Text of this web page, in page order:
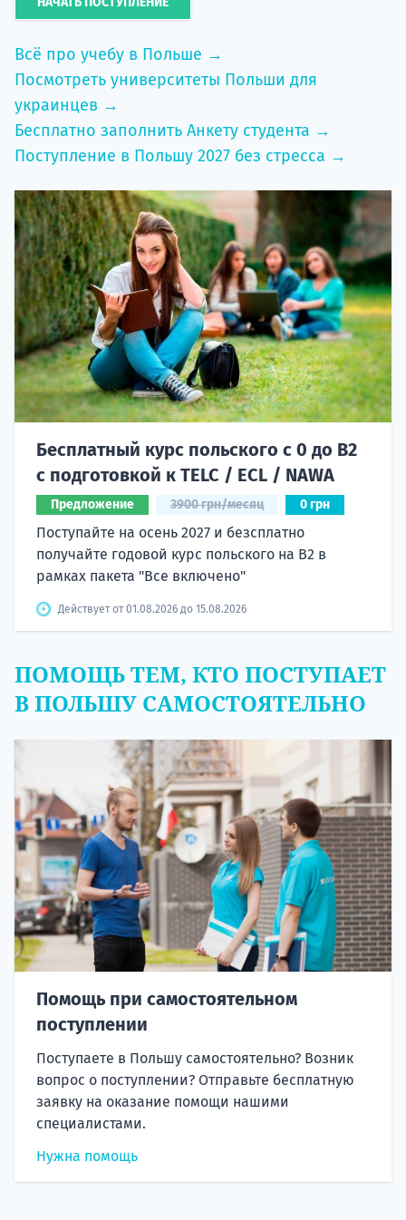
Всё про учебу в Польше →
Посмотреть университеты Польши для
украинцев →
Бесплатно заполнить Анкету студента →
Поступление в Польшу 2027 без стресса →
Бесплатный курс польского с 0 до B2
с подготовкой к TELC / ECL / NAWA
Предложение 3900 грн/месяц 0 грн
Поступайте на осень 2027 и безсплатно
получайте годовой курс польского на B2 в
рамках пакета "Все включено"
Действует от 01.08.2026 до 15.08.2026
ПОМОЩЬ ТЕМ, КТО ПОСТУПАЕТ
В ПОЛЬШУ САМОСТОЯТЕЛЬНО
Помощь при самостоятельном
поступлении
Поступаете в Польшу самостоятельно? Возник
вопрос о поступлении? Отправьте бесплатную
заявку на оказание помощи нашими
специалистами.
Нужна помощь